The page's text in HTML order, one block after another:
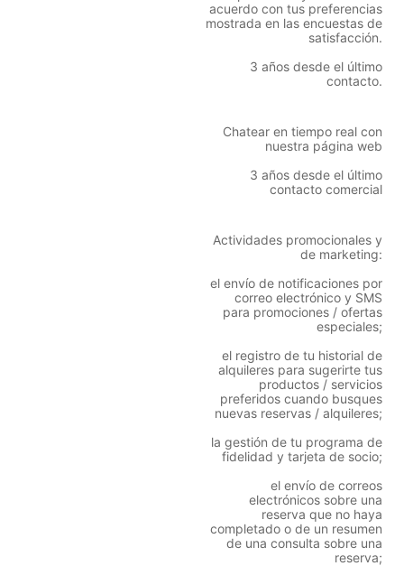
acuerdo con tus preferencias
mostrada en las encuestas de
satisfacción.
3 años desde el último
contacto.
Chatear en tiempo real con
nuestra página web
3 años desde el último
contacto comercial
Actividades promocionales y
de marketing:
el envío de notificaciones por
correo electrónico y SMS
para promociones / ofertas
especiales;
el registro de tu historial de
alquileres para sugerirte tus
productos / servicios
preferidos cuando busques
nuevas reservas / alquileres;
la gestión de tu programa de
fidelidad y tarjeta de socio;
el envío de correos
electrónicos sobre una
reserva que no haya
completado o de un resumen
de una consulta sobre una
reserva;